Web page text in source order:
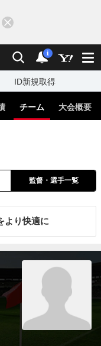
検索 通知
i
ID新規取得
チーム 大会概要
監督・選手一覧
より快適に